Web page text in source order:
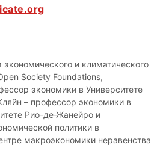
и климатического
Society Foundations,
экономики в Университете
– профессор экономики в
Рио-де-Жанейро и
политики в
макроэкономики неравенства